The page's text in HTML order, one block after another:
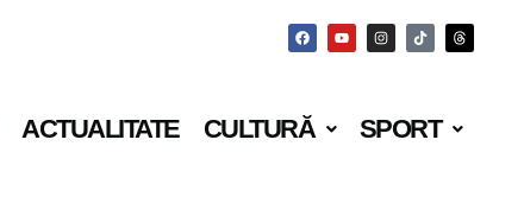
ACTUALITATE CULTURĂ SPORT